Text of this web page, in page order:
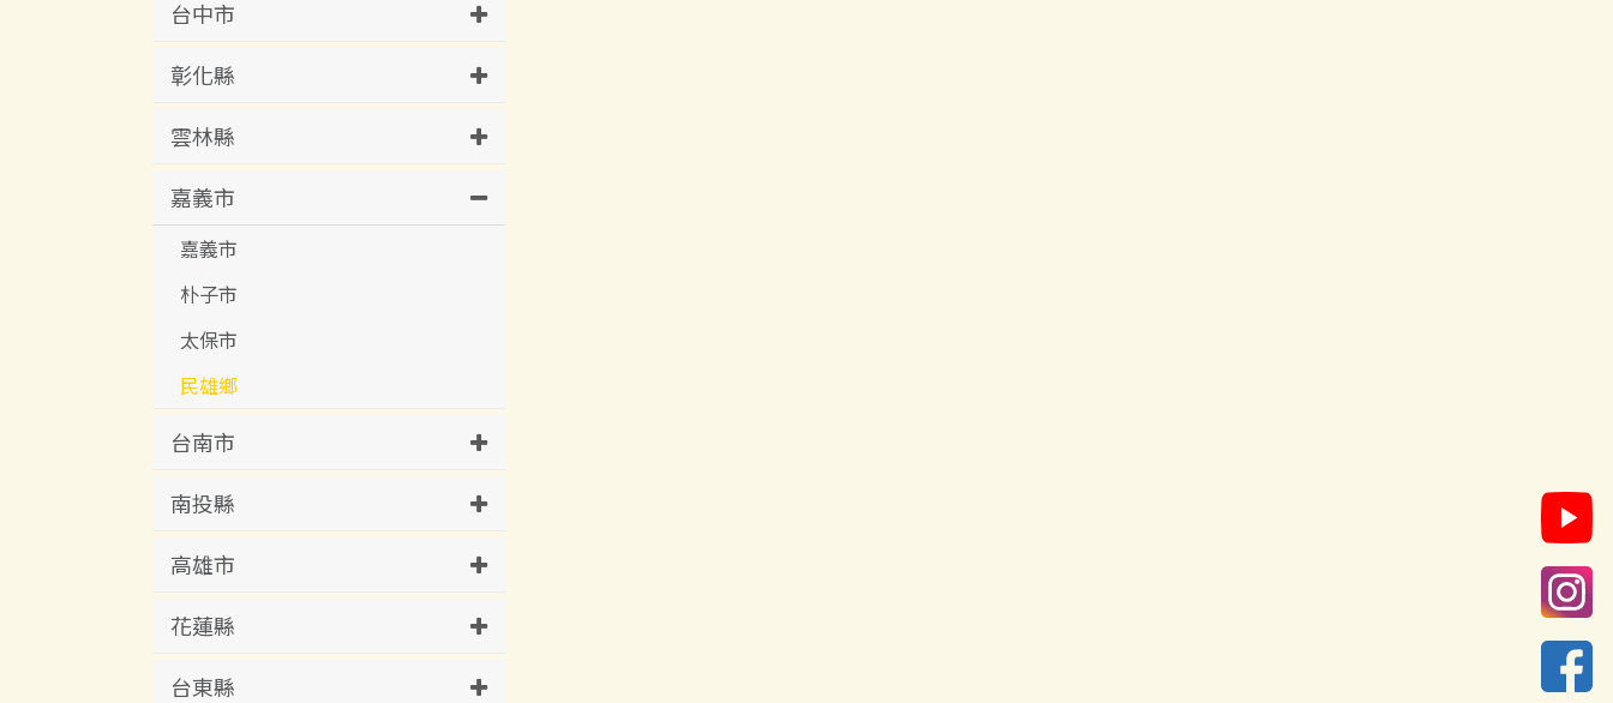
台中市
彰化縣
雲林縣
嘉義市
嘉義市
朴子市
太保市
民雄鄉
台南市
南投縣
高雄市
花蓮縣
台東縣